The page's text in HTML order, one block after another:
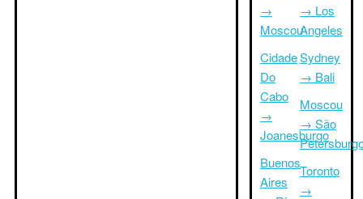
→
Moscou
Cidade
Do
Cabo
→
Joanesburgo
Buenos
Aires
→ Los
Angeles
Sydney
→ Bali
Moscou
→ São
Toronto
→